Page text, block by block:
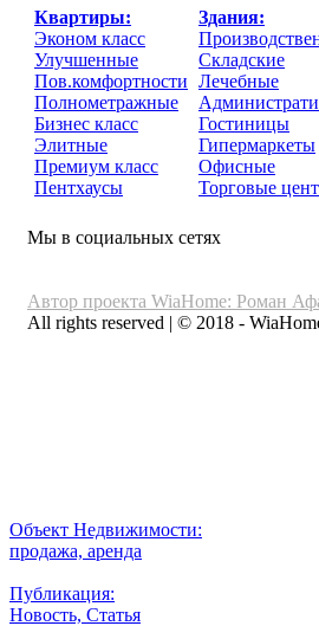
Квартиры:
Эконом класс
Улучшенные
Пов.комфортности
Полнометражные
Бизнес класс
Элитные
Премиум класс
Пентхаусы
Здания:
Складские
Лечебные
Гостиницы
Гипермаркеты
Офисные
Торговые
Мы в социальных сетях
Автор проекта WiaHome: Роман
All rights reserved | © 2018 -
Объект Недвижимости:
продажа, аренда
Публикация:
Новость, Статья